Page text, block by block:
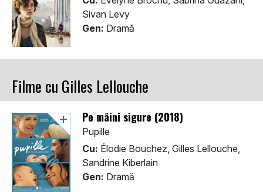
Sivan Levy
Gen: Dramă
Filme cu Gilles Lellouche
Pe mâini sigure (2018)
Pupille
Cu: Élodie Bouchez, Gilles Lellouche,
Sandrine Kiberlain
Gen: Dramă